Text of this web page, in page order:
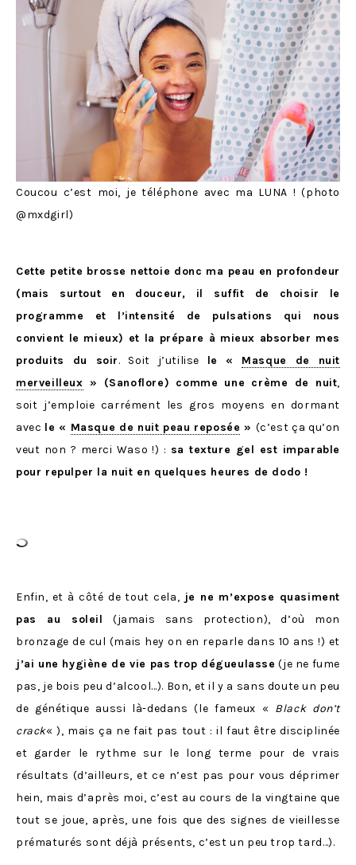
Coucou c’est moi, je téléphone avec ma LUNA ! (photo
@mxdgirl)
Cette petite brosse nettoie donc ma peau en profondeur
(mais surtout en douceur, il suffit de choisir le
programme et l’intensité de pulsations qui nous
convient le mieux) et la prépare à mieux absorber mes
produits du soir. Soit j’utilise le « Masque de nuit
merveilleux » (Sanoflore) comme une crème de nuit,
soit j’emploie carrément les gros moyens en dormant
avec le « Masque de nuit peau reposée » (c’est ça qu’on
veut non ? merci Waso !) : sa texture gel est imparable
pour repulper la nuit en quelques heures de dodo !
Enfin, et à côté de tout cela, je ne m’expose quasiment
pas au soleil (jamais sans protection), d’où mon
bronzage de cul (mais hey on en reparle dans 10 ans !) et
j’ai une hygiène de vie pas trop dégueulasse (je ne fume
pas, je bois peu d’alcool…). Bon, et il y a sans doute un peu
de génétique aussi là-dedans (le fameux « Black don’t
crack« ), mais ça ne fait pas tout : il faut être disciplinée
et garder le rythme sur le long terme pour de vrais
résultats (d’ailleurs, et ce n’est pas pour vous déprimer
hein, mais d’après moi, c’est au cours de la vingtaine que
tout se joue, après, une fois que des signes de vieillesse
prématurés sont déjà présents, c’est un peu trop tard…).